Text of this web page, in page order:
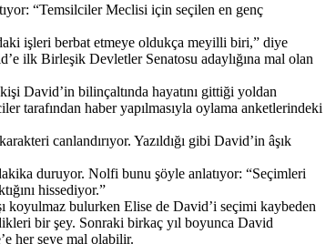
“Temsilciler Meclisi için seçilen en genç
işleri berbat etmeye oldukça meyilli biri,” diye
ilk Birleşik Devletler Senatosu adaylığına mal olan
David’in bilinçaltında hayatını gittiği yoldan
tarafından haber yapılmasıyla oylama anketlerindeki
canlandırıyor. Yazıldığı gibi David’in âşık
duruyor. Nolfi bunu şöyle anlatıyor: “Seçimleri
hissediyor.”
koyulmaz bulurken Elise de David’i seçimi kaybeden
bir şey. Sonraki birkaç yıl boyunca David
her şeye mal olabilir.